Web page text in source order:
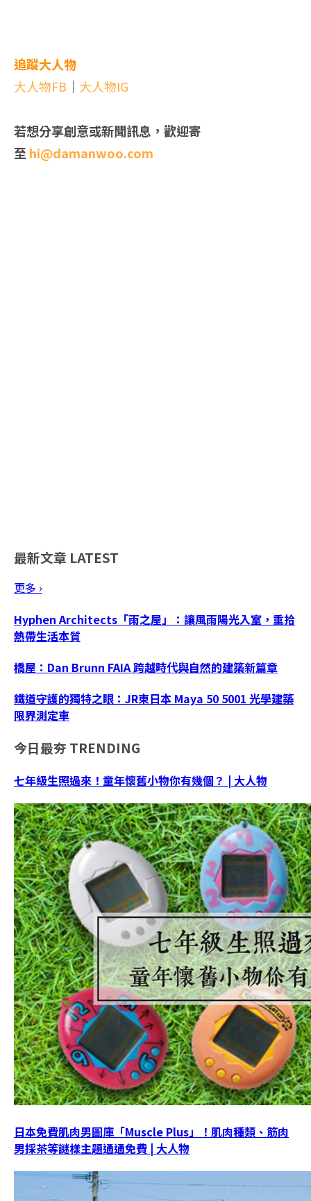
追蹤大人物
大人物FB ｜ 大人物IG
若想分享創意或新聞訊息，歡迎寄
至 hi@damanwoo.com
最新文章 LATEST
更多 ›
Hyphen Architects「雨之屋」：讓風雨陽光入室，重拾
熱帶生活本質
橋屋：Dan Brunn FAIA 跨越時代與自然的建築新篇章
鐵道守護的獨特之眼：JR東日本 Maya 50 5001 光學建築
限界測定車
今日最夯 TRENDING
七年級生照過來！童年懷舊小物你有幾個？ | 大人物
日本免費肌肉男圖庫「Muscle Plus」！肌肉種類、筋肉
男採茶等謎樣主題通通免費 | 大人物